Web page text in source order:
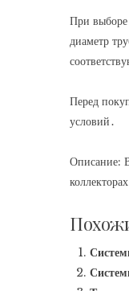
При выборе
диаметр
Перед
условий․
Описание: